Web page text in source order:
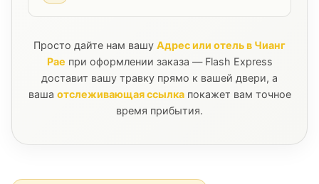
Просто дайте нам вашу Адрес или отель в Чианг
Рае при оформлении заказа — Flash Express
доставит вашу травку прямо к вашей двери, а
ваша отслеживающая ссылкапокажет вам точное
время прибытия.